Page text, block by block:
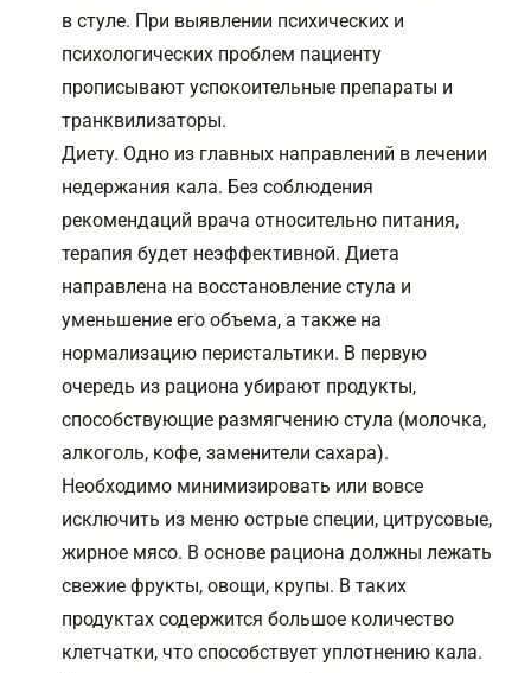
в стуле. При выявлении психических и
психологических проблем пациенту
прописывают успокоительные препараты и
транквилизаторы.
Диету. Одно из главных направлений в лечении
недержания кала. Без соблюдения
рекомендаций врача относительно питания,
терапия будет неэффективной. Диета
направлена на восстановление стула и
уменьшение его объема, а также на
нормализацию перистальтики. В первую
очередь из рациона убирают продукты,
способствующие размягчению стула (молочка,
алкоголь, кофе, заменители сахара).
Необходимо минимизировать или вовсе
исключить из меню острые специи, цитрусовые,
жирное мясо. В основе рациона должны лежать
свежие фрукты, овощи, крупы. В таких
продуктах содержится большое количество
клетчатки, что способствует уплотнению кала.